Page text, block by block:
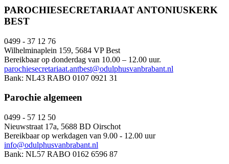
PAROCHIESECRETARIAAT ANTONIUSKERK
BEST
0499 - 37 12 76
Wilhelminaplein 159, 5684 VP Best
Bereikbaar op donderdag van 10.00 – 12.00 uur.
parochiesecretariaat.antbest@odulphusvanbrabant.nl
Bank: NL43 RABO 0107 0921 31
Parochie algemeen
0499 - 57 12 50
Nieuwstraat 17a, 5688 BD Oirschot
Bereikbaar op werkdagen van 9.00 - 12.00 uur
info@odulphusvanbrabant.nl
Bank: NL57 RABO 0162 6596 87